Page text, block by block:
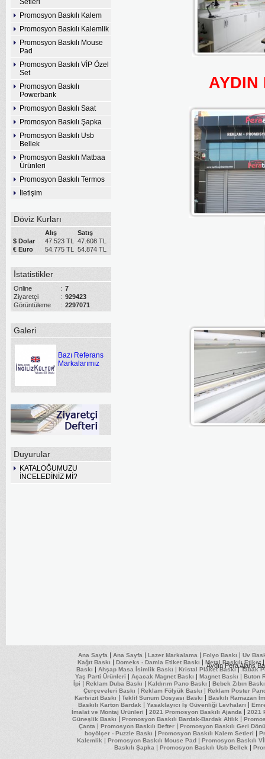
Setleri
Promosyon Baskılı Kalem
Promosyon Baskılı Kalemlik
Promosyon Baskılı Mouse
Pad
Promosyon Baskılı VİP Özel
Set
Promosyon Baskılı
Powerbank
Promosyon Baskılı Saat
Promosyon Baskılı Şapka
Promosyon Baskılı Usb
Bellek
Promosyon Baskılı Matbaa
Ürünleri
Promosyon Baskılı Termos
İletişim
Döviz Kurları
Alış
Satış
$ Dolar
47.523 TL
47.608 TL
€ Euro
54.775 TL 54.874 TL
İstatistikler
Online : 7
Ziyaretçi
: 929423
Görüntüleme
: 2297071
Galeri
Bazı Referans
Markalarımız
Duyurular
KATALOĞUMUZU
İNCELEDİNİZ Mİ?
AYDIN
Ana Sayfa | Ana Sayfa | Lazer Markalama | Folyo Baskı | Uv
Kağıt Baskı | Domeks - Damla Etiket Baskı | Metal Baskılı Etiket
Baskı | Ahşap Masa İsimlik Baskı | Kristal Plaket Baskı|Tabak
Yaş Parti Ürünleri | Açacak Magnet Baskı | Magnet Baskı | Buton
İpi | Reklam Duba Baskı | Kaldırım Pano Baskı | Bebek Zıbın Baskı
Çerçeveleri Baskı | Reklam Fölyük Baskı | Reklam Poster
Kartvizit Baskı | Teklif Sunum Dosyası Baskı | Baskılı Ramazan
Baskılı Karton Bardak | Yasaklayıcı İş Güvenliği Levhaları |
İmalat ve Montaj Ürünleri | 2021 Promosyon Baskılı Ajanda | 2021
Güneşlik Baskı | Promosyon Baskılı Bardak-Bardak Altlık |
Çanta | Promosyon Baskılı Defter | Promosyon Baskılı Geri
boyölçer - Puzzle Baskı | Promosyon Baskılı Kalem Setleri |
Kalemlik | Promosyon Baskılı Mouse Pad | Promosyon Baskılı
Baskılı Şapka | Promosyon Baskılı Usb Bellek |
Aydın Pera Ajans